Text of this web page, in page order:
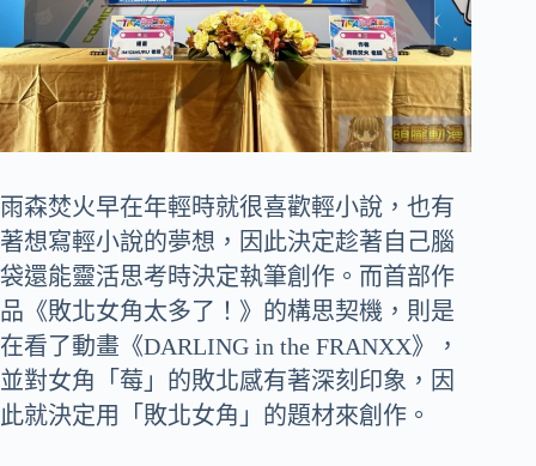
雨森焚火早在年輕時就很喜歡輕小說，也有
著想寫輕小說的夢想，因此決定趁著自己腦
袋還能靈活思考時決定執筆創作。而首部作
品《敗北女角太多了！》的構思契機，則是
在看了動畫《DARLING in the FRANXX》，
並對女角「莓」的敗北感有著深刻印象，因
此就決定用「敗北女角」的題材來創作。